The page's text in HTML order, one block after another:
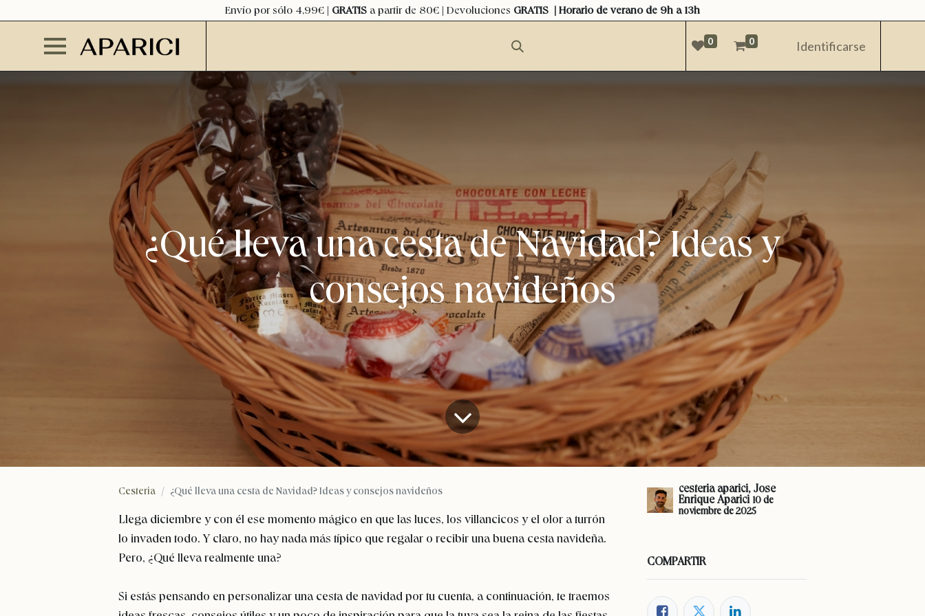
Envío por sólo 4,99€ | GRATIS a partir de 80€ | Devoluciones GRATIS | Horario de verano de 9h a 13h
0 0 Identificarse
¿Qué lleva una cesta de Navidad? Ideas y
consejos navideños
Cesteria ¿Qué lleva una cesta de Navidad? Ideas y consejos navideños
Llega diciembre y con él ese momento mágico en que las luces, los villancicos y el olor a turrón
lo invaden todo. Y claro, no hay nada más típico que regalar o recibir una buena cesta navideña.
Pero, ¿Qué lleva realmente una?
Si estás pensando en personalizar una cesta de navidad por tu cuenta, a continuación, te traemos
cesteria aparici, Jose
Enrique Aparici 10 de
noviembre de 2025
COMPARTIR